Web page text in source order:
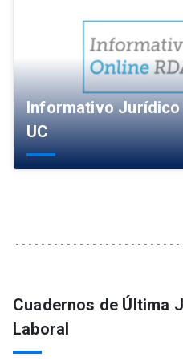
Informativo Jurídico
UC
Cuadernos de Última
Laboral